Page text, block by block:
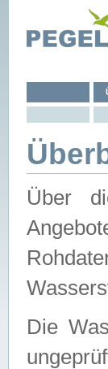
Über
Die